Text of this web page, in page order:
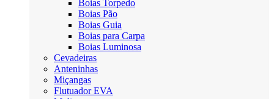
Boias Torpedo
Boias Pão
Boias Guia
Boias para Carpa
Boias Luminosa
Cevadeiras
Anteninhas
Miçangas
Flutuador EVA